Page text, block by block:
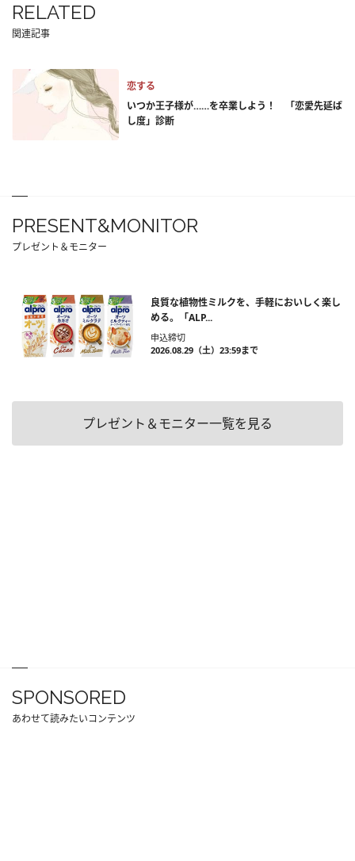
RELATED
関連記事
恋する
いつか王子様が……を卒業しよう！ 「恋愛先延ば
し度」診断
PRESENT&MONITOR
プレゼント＆モニター
良質な植物性ミルクを、手軽においしく楽し
める。「ALP...
申込締切
2026.08.29（土）23:59まで
プレゼント＆モニター一覧を見る
SPONSORED
あわせて読みたいコンテンツ